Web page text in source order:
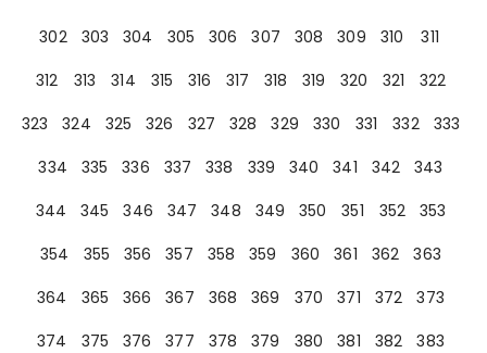
302
303 304 305 306 307 308 309 310
311
312
313 314 315 316 317 318 319 320 321
322
323
324 325 326 327 328 329 330 331 332
333
334
335 336 337 338 339 340 341 342
343
344
345 346 347 348 349 350 351 352
353
354
355 356 357 358 359 360 361 362
363
364
365 366 367 368 369 370 371 372
373
374
375 376 377 378 379 380 381 382
383